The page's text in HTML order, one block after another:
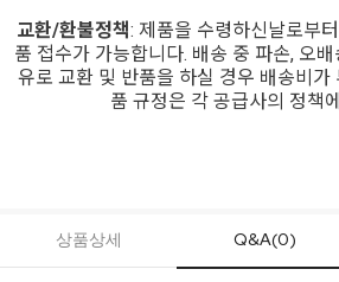
교환/환불정책: 제품을 수령하신날로부
품 접수가 가능합니다. 배송 중 파손, 오
유로 교환 및 반품을 하실 경우 배송비가
품 규정은 각 공급사의 정책
상품상세 Q&A(0)